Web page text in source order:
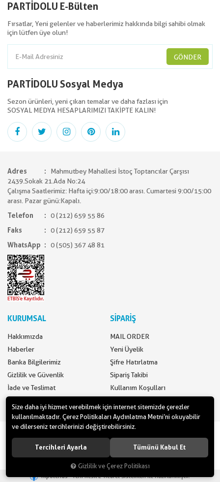
PARTİDOLU E-Bülten
Fırsatlar, Yeni gelenler ve haberlerimiz hakkında bilgi sahibi olmak
için lütfen üye olun!
GÖNDER
PARTİDOLU Sosyal Medya
Sezon ürünleri, yeni çıkan temalar ve daha fazlası için
SOSYAL MEDYA HESAPLARIMIZI TAKİPTE KALIN!
Adres
Mahmutbey Mahallesi İstoç Toptancılar Çarşısı
2439.Sokak 21.Ada No:24
Çalışma Saatlerimiz: Hafta içi:9:00/18:00 arası. Cumartesi 9:00/15:00
arası. Pazar günü:Kapalı.
Telefon
0 (212) 659 55 86
Faks
0 (212) 659 55 87
WhatsApp
0 (505) 367 48 81
KURUMSAL
Hakkımızda
Haberler
Banka Bilgilerimiz
Gizlilik ve Güvenlik
İade ve Teslimat
SİPARİŞ
MAIL ORDER
Yeni Üyelik
Şifre Hatırlatma
Sipariş Takibi
Kullanım Koşulları
www.yilbasimalzemeleri.com - www.partidolu.com bir Pandoli Parti
Kuruluşudur. © 2018 Pandoli Parti Malzemeleri Tüm hakları saklıdır.
Hipotenüs Yeni Nesil E-Ticaret Sistemleri ile Hazırlanmıştır.
Size daha iyi hizmet verebilmek için internet sitemizde çerezler
kullanılmaktadır. Çerez Politikaları Aydınlatma Metni’ni okuyabilir
ve dilerseniz tercihlerinizi değiştirebilirsiniz.
Tercihleri Ayarla Tümünü Kabul Et
Gizlilik ve Çerez Politikası